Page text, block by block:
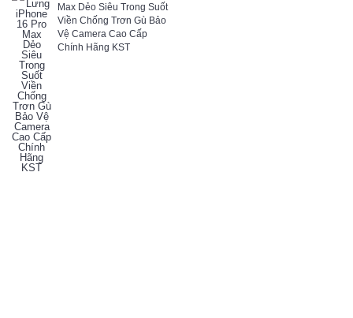
Max Dẻo Siêu Trong Suốt
Viền Chống Trơn Gù Bảo
Vệ Camera Cao Cấp
Chính Hãng KST